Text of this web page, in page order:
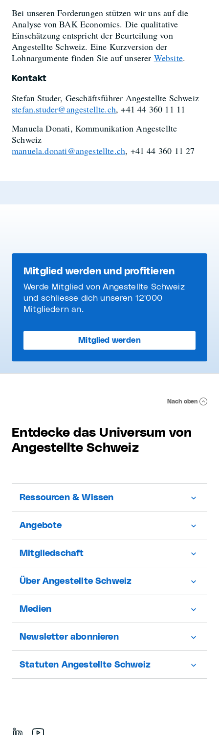
Bei unseren Forderungen stützen wir uns auf die
Analyse von BAK Economics. Die qualitative
Einschätzung entspricht der Beurteilung von
Angestellte Schweiz. Eine Kurzversion der
Lohnargumente finden Sie auf unserer Website.
Kontakt
Stefan Studer, Geschäftsführer Angestellte Schweiz
stefan.studer@angestellte.ch, +41 44 360 11 11
Manuela Donati, Kommunikation Angestellte
Schweiz
manuela.donati@angestellte.ch, +41 44 360 11 27
Mitglied werden und profitieren
Werde Mitglied von Angestellte Schweiz
und schliesse dich unseren 12'000
Mitgliedern an.
Mitglied werden
Nach oben
Entdecke das Universum von
Angestellte Schweiz
Ressourcen & Wissen
Angebote
Mitgliedschaft
Über Angestellte Schweiz
Medien
Newsletter abonnieren
Statuten Angestellte Schweiz